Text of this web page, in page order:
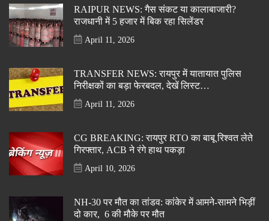
RAIPUR NEWS: गैस संकट या कालाबाजारी?
राजधानी में 5 हजार में बिक रहा सिलेंडर
April 11, 2026
TRANSFER NEWS: रायपुर में यातायात पुलिस
निरीक्षकों का बड़ा फेरबदल, देखें लिस्ट…
April 11, 2026
CG BREAKING: रायपुर RTO का बाबू रिश्वत लेते
गिरफ्तार, ACB ने रंगे हाथ पकड़ा
April 10, 2026
NH-30 पर मौत का तांडव: कांकेर में आमने-सामने भिड़ीं
दो कार, 6 की मौके पर मौत